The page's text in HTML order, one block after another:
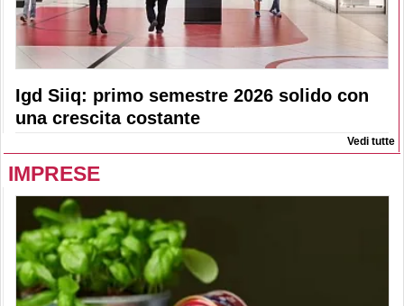
Igd Siiq: primo semestre 2026 solido con
una crescita costante
Vedi tutte
IMPRESE